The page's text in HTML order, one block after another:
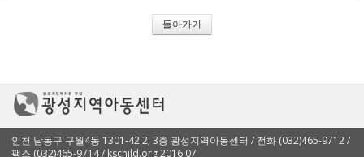
돌아가기
인천 남동구 구월4동 1301-42 2, 3층 광성지역아동센터 / 전화 (032)465-9712 /
팩스 (032)465-9714 / kschild.org 2016.07